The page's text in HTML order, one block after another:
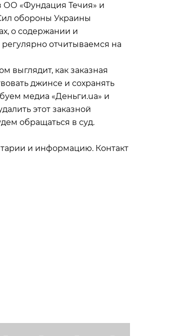
ОО «Фундация Течия» и
обороны Украины
о содержании и
отчитываемся на
выглядит, как заказная
джинсе и сохранять
медиа «Деньги.ua» и
этот заказной
обращаться в суд.
и информацию. Контакт